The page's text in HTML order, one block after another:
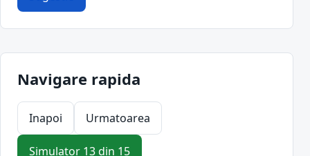
Navigare rapida
Inapoi Urmatoarea
Simulator 13 din 15